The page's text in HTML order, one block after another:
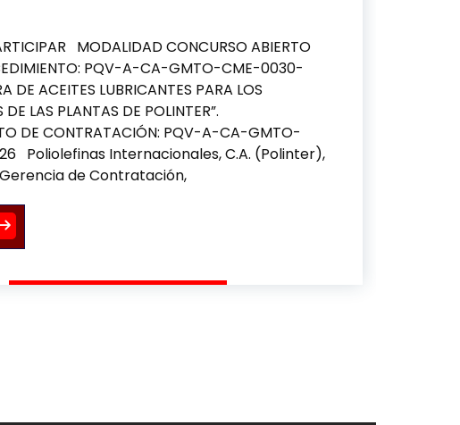
MODALIDAD CONCURSO ABIERTO
PQV-A-CA-GMTO-CME-0030-
DE ACEITES LUBRICANTES PARA LOS
LAS PLANTAS DE POLINTER”.
DE CONTRATACIÓN: PQV-A-CA-GMTO-
Poliolefinas Internacionales, C.A. (Polinter),
de Contratación,
DE ACEITES LUBRICANTES PARA LOS GENERADORES DE